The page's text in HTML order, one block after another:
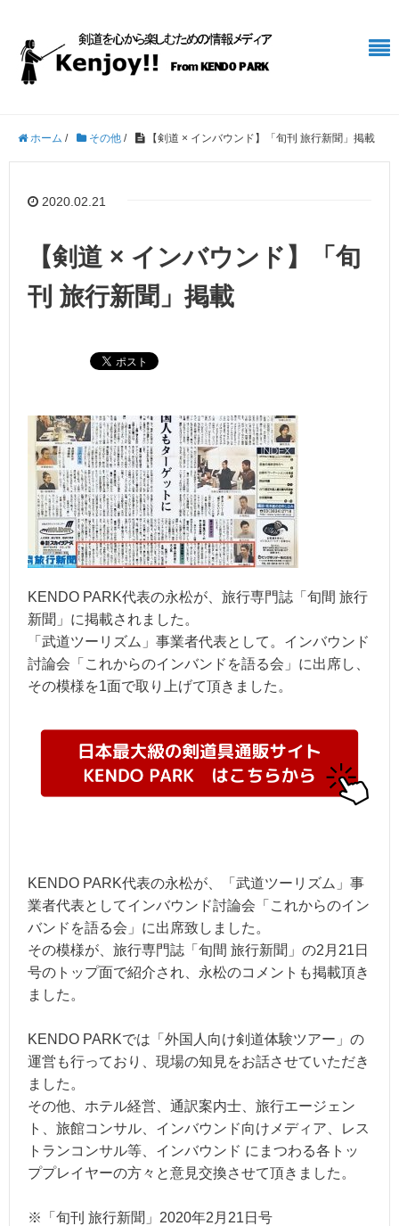
ホーム / その他 / 【剣道 × インバウンド】「旬刊 旅行新聞」掲載
2020.02.21
【剣道 × インバウンド】「旬
刊 旅行新聞」掲載
KENDO PARK代表の永松が、旅行専門誌「旬間 旅行
新聞」に掲載されました。
「武道ツーリズム」事業者代表として。インバウンド
討論会「これからのインバンドを語る会」に出席し、
その模様を1面で取り上げて頂きました。
KENDO PARK代表の永松が、「武道ツーリズム」事
業者代表としてインバウンド討論会「これからのイン
バンドを語る会」に出席致しました。
その模様が、旅行専門誌「旬間 旅行新聞」の2月21日
号のトップ面で紹介され、永松のコメントも掲載頂き
ました。
KENDO PARKでは「外国人向け剣道体験ツアー」の
運営も行っており、現場の知見をお話させていただき
ました。
その他、ホテル経営、通訳案内士、旅行エージェン
ト、旅館コンサル、インバウンド向けメディア、レス
トランコンサル等、インバウンド にまつわる各トッ
ププレイヤーの方々と意見交換させて頂きました。
※「旬刊 旅行新聞」2020年2月21日号